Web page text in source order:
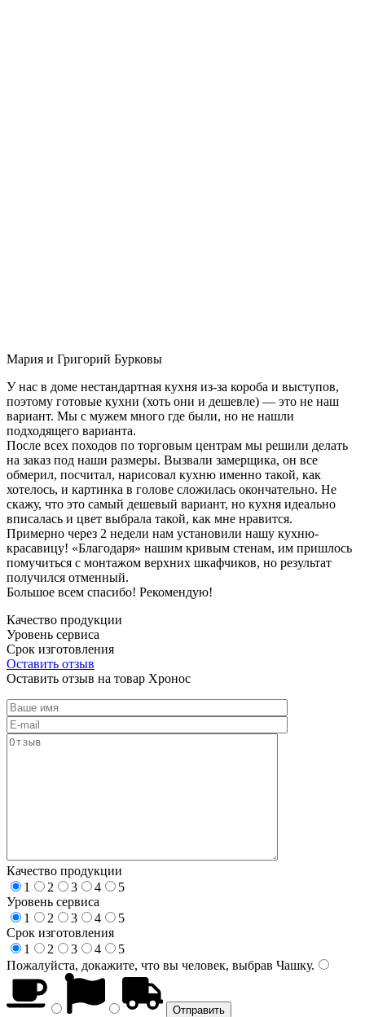
Мария и Григорий Бурковы
У нас в доме нестандартная кухня из-за короба и выступов,
поэтому готовые кухни (хоть они и дешевле) — это не наш
вариант. Мы с мужем много где были, но не нашли
подходящего варианта.
После всех походов по торговым центрам мы решили делать
на заказ под наши размеры. Вызвали замерщика, он все
обмерил, посчитал, нарисовал кухню именно такой, как
хотелось, и картинка в голове сложилась окончательно. Не
скажу, что это самый дешевый вариант, но кухня идеально
вписалась и цвет выбрала такой, как мне нравится.
Примерно через 2 недели нам установили нашу кухню-
красавицу! «Благодаря» нашим кривым стенам, им пришлось
помучиться с монтажом верхних шкафчиков, но результат
получился отменный.
Большое всем спасибо! Рекомендую!
Качество продукции
Уровень сервиса
Срок изготовления
Оставить отзыв
Оставить отзыв на товар Хронос
Качество продукции
1
2 3 4
5
Уровень сервиса
1
2 3 4
5
Срок изготовления
1
2 3 4
5
Пожалуйста, докажите, что вы человек, выбрав Чашку.